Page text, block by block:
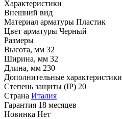
Характеристики
Внешний вид
Материал арматуры Пластик
Цвет арматуры Черный
Размеры
Высота, мм 32
Ширина, мм 32
Длина, мм 230
Дополнительные характеристики
Степень защиты (IP) 20
Страна Италия
Гарантия 18 месяцев
Новинка Нет